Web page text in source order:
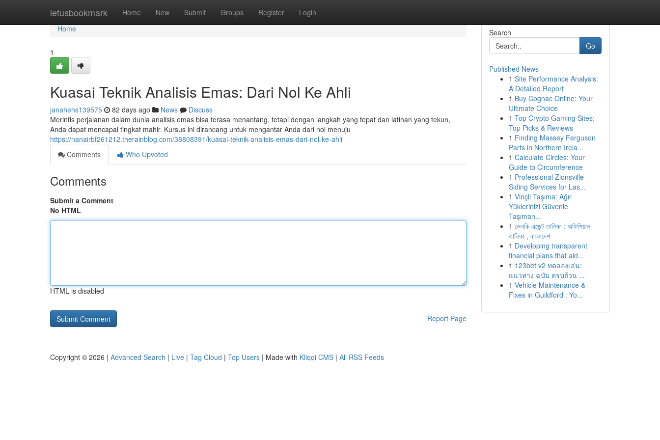
letusbookmark Home New Submit Groups Register Login
Home
Home
1
Kuasai Teknik Analisis Emas: Dari Nol Ke Ahli
janahehs139575 82 days ago News
Discuss
Merintis perjalanan dalam dunia analisis emas bisa terasa menantang, tetapi dengan langkah yang tepat dan latihan yang tekun,
Anda dapat mencapai tingkat mahir. Kursus ini dirancang untuk mengantar Anda dari nol menuju
https://nanairbf261212.therainblog.com/38808391/kuasai-teknik-analisis-emas-dari-nol-ke-ahli
Comments
Who Upvoted
Comments
Submit a Comment
No HTML
HTML is disabled
Report Page
Search
Go
Published News
1 Site Performance Analysis:
A Detailed Report
1 Buy Cognac Online: Your
Ultimate Choice
1 Top Crypto Gaming Sites:
Top Picks & Reviews
1 Finding Massey Ferguson
Parts in Northern Irela...
1 Calculate Circles: Your
Guide to Circumference
1 Professional Zionsville
Siding Services for Las...
1 Vinçli Taşıma: Ağır
Yüklerinizi Güvenle
Taşıman...
1 ভেলকি এজেন্ট তালিকা : অফিসিয়াল
তালিকা , বাংলাদেশ
1 Developing transparent
financial plans that aid...
1 123bet v2 ทดลองเล่น:
แนวทาง ฉบับ ครบถ้วน ...
1 Vehicle Maintenance &
Fixes in Guildford : Yo...
Copyright © 2026 | Advanced Search | Live | Tag Cloud | Top Users | Made with Kliqqi CMS | All RSS Feeds